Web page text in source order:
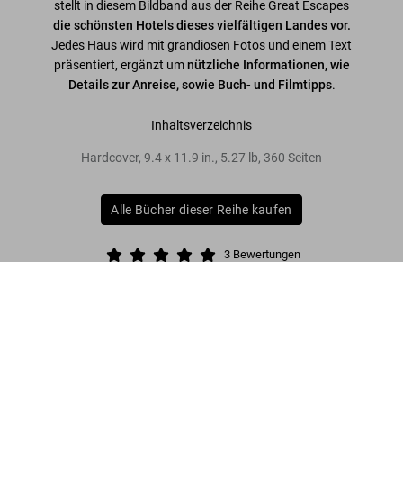
stellt in diesem Bildband aus der Reihe Great Escapes
die schönsten Hotels dieses vielfältigen Landes vor.
Jedes Haus wird mit grandiosen Fotos und einem Text
präsentiert, ergänzt umnützliche Informationen, wie
Details zur Anreise, sowie Buch- und Filmtipps.
Inhaltsverzeichnis
Hardcover, 9.4x 11.9 in., 5.27 lb, 360 Seiten
Alle Bücher dieser Reihe kaufen
3 Bewertungen